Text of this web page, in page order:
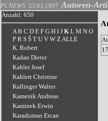
PCNEWS 23.03.1997 Autoren-
Anzahl: 650
A B C D E F G H I J K L M N O
P R S Š T U V W ZALLE
K. Robert
Kadan Dieter
Kahler Josef
Kahlert Christine
Kallinger Walter
Kamenik Andreas
Kaminek Erwin
Karaduman Ercan